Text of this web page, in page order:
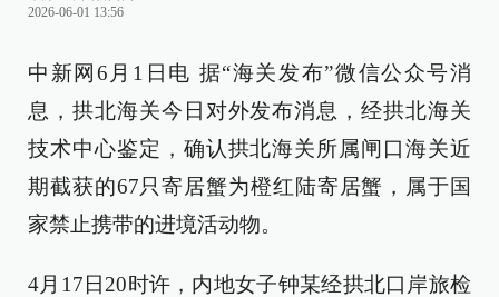
2026-06-01 13:56
中新网6月1日电 据“海关发布”微信公众号消
息，拱北海关今日对外发布消息，经拱北海关
技术中心鉴定，确认拱北海关所属闸口海关近
期截获的67只寄居蟹为橙红陆寄居蟹，属于国
家禁止携带的进境活动物。
4月17日20时许，内地女子钟某经拱北口岸旅检